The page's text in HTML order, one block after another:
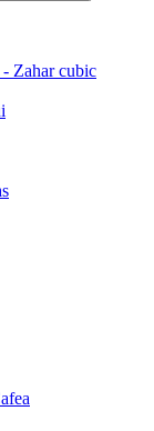
Zahar cubic